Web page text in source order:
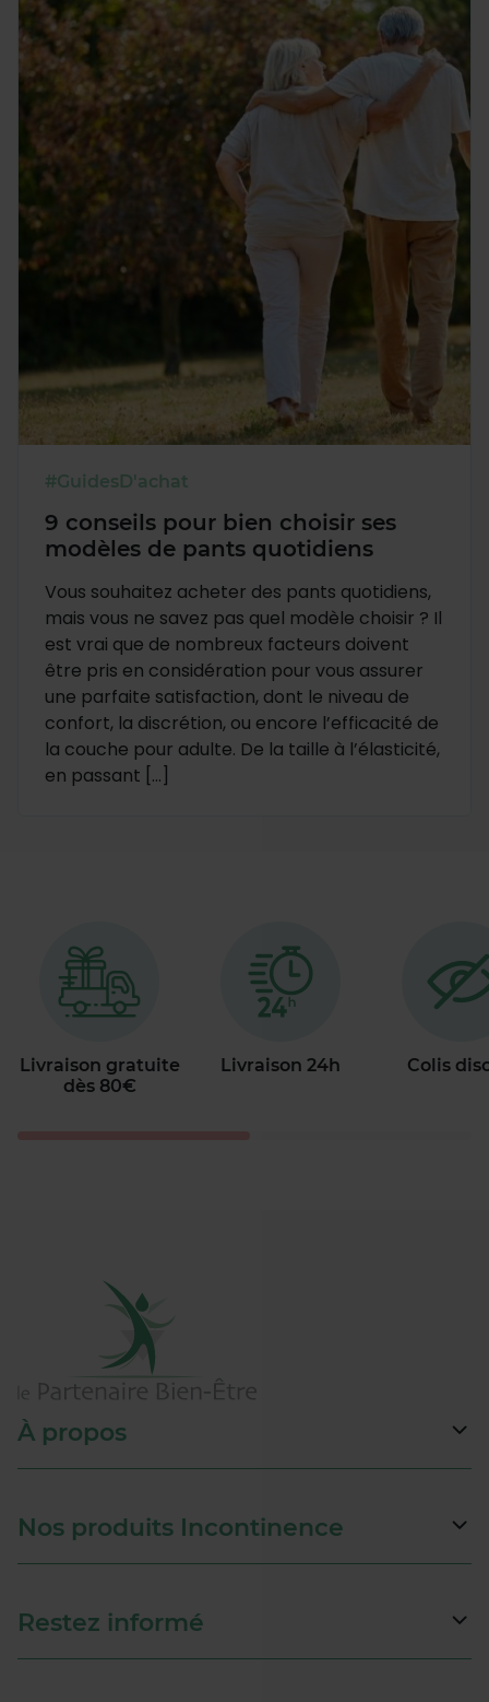
#GuidesD'achat
9 conseils pour bien choisir ses
modèles de pants quotidiens
Vous souhaitez acheter des pants quotidiens,
mais vous ne savez pas quel modèle choisir ? Il
est vrai que de nombreux facteurs doivent
être pris en considération pour vous assurer
une parfaite satisfaction, dont le niveau de
confort, la discrétion, ou encore l’efficacité de
la couche pour adulte. De la taille à l’élasticité,
en passant […]
Livraison gratuite
dès 80€
Livraison 24h Colis
À propos
Nos produits Incontinence
Restez informé